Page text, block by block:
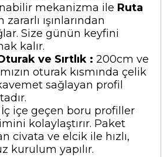
mekanizma ile Ruta
ışınlarından
Size günün keyfini
kalır.
ve Sırtlık : 200cm ve
oturak kısmında çelik
sağlayan profil
İç içe geçen boru profiller
kolaylaştırır. Paket
civata ve elcik ile hızlı,
kurulum yapılır.